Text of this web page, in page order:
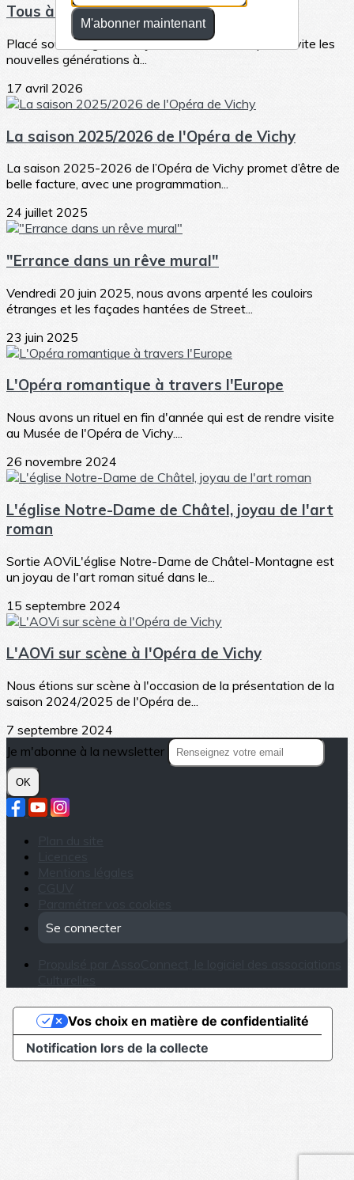
Tous à l'Opéra, du 6 au 10 Mai 2026
Placé sous le signe de la jeunesse, Tous à l’Opéra invite les
nouvelles générations à...
17 avril 2026
La saison 2025/2026 de l'Opéra de Vichy
La saison 2025-2026 de l’Opéra de Vichy promet d’être de
belle facture, avec une programmation...
24 juillet 2025
"Errance dans un rêve mural"
Vendredi 20 juin 2025, nous avons arpenté les couloirs
étranges et les façades hantées de Street...
23 juin 2025
L'Opéra romantique à travers l'Europe
Nous avons un rituel en fin d'année qui est de rendre visite
au Musée de l'Opéra de Vichy....
26 novembre 2024
L'église Notre-Dame de Châtel, joyau de l'art
roman
Sortie AOViL'église Notre-Dame de Châtel-Montagne est
un joyau de l'art roman situé dans le...
15 septembre 2024
L'AOVi sur scène à l'Opéra de Vichy
Nous étions sur scène à l'occasion de la présentation de la
saison 2024/2025 de l'Opéra de...
7 septembre 2024
Je m'abonne à la newsletter
OK
Se connecter
Notification lors de la collecte
Vos choix en matière de confidentialité
M'abonner maintenant